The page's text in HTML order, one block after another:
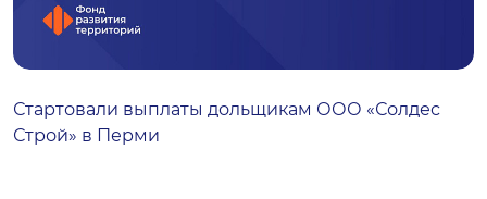
Стартовали выплаты дольщикам ООО «Солдес
Строй» в Перми